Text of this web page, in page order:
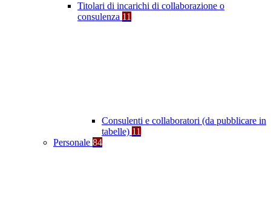
Titolari di incarichi di collaborazione o
consulenza 11
Consulenti e collaboratori (da pubblicare in
tabelle) 11
Personale 84